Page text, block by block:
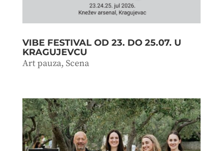
VIBE FESTIVAL OD 23. DO 25.07. U
KRAGUJEVCU
Art pauza, Scena